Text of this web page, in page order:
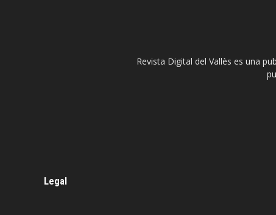
Revista Digital del Vallès es una
Legal